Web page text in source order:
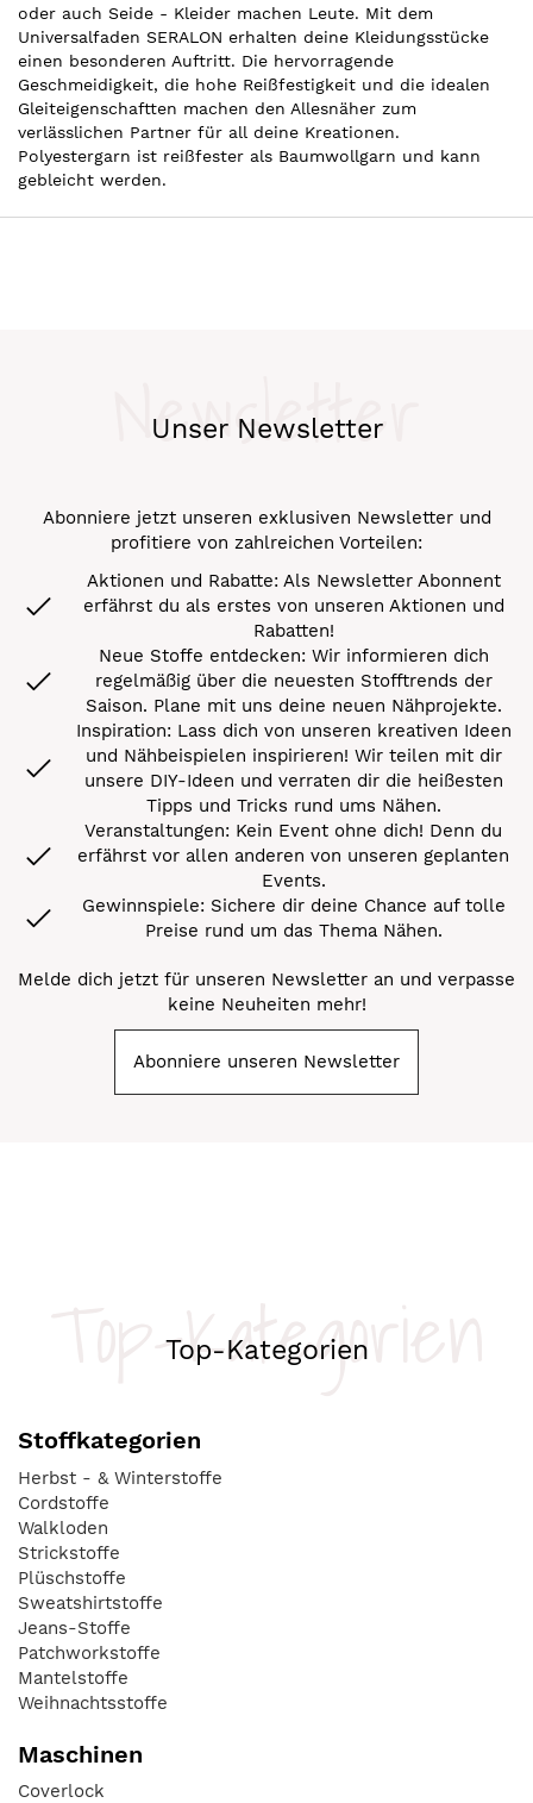
oder auch Seide - Kleider machen Leute. Mit dem
Universalfaden SERALON erhalten deine Kleidungsstücke
einen besonderen Auftritt. Die hervorragende
Geschmeidigkeit, die hohe Reißfestigkeit und die idealen
Gleiteigenschaftten machen den Allesnäher zum
verlässlichen Partner für all deine Kreationen.
Polyestergarn ist reißfester als Baumwollgarn und kann
gebleicht werden.
Unser Newsletter
Newsletter
Abonniere jetzt unseren exklusiven Newsletter und
profitiere von zahlreichen Vorteilen:
Aktionen und Rabatte: Als Newsletter Abonnent
erfährst du als erstes von unseren Aktionen und
Rabatten!
Neue Stoffe entdecken: Wir informieren dich
regelmäßig über die neuesten Stofftrends der
Saison. Plane mit uns deine neuen Nähprojekte.
Inspiration: Lass dich von unseren kreativen Ideen
und Nähbeispielen inspirieren! Wir teilen mit dir
unsere DIY-Ideen und verraten dir die heißesten
Tipps und Tricks rund ums Nähen.
Veranstaltungen: Kein Event ohne dich! Denn du
erfährst vor allen anderen von unseren geplanten
Events.
Gewinnspiele: Sichere dir deine Chance auf tolle
Preise rund um das Thema Nähen.
Melde dich jetzt für unseren Newsletter an und verpasse
keine Neuheiten mehr!
Abonniere unseren Newsletter
Top-Kategorien
Top-Kategorien
Stoffkategorien
Herbst - & Winterstoffe
Cordstoffe
Walkloden
Strickstoffe
Plüschstoffe
Sweatshirtstoffe
Jeans-Stoffe
Patchworkstoffe
Mantelstoffe
Weihnachtsstoffe
Maschinen
Coverlock